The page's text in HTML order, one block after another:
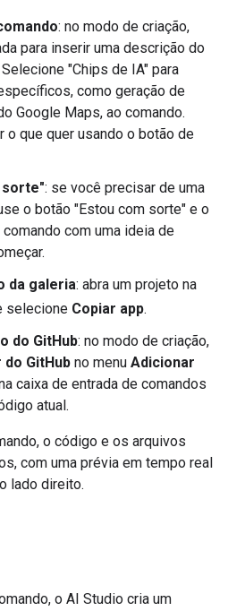
: no modo de criação,
para inserir uma descrição do
"Chips de IA" para
como geração de
Google Maps, ao comando.
o que quer usando o botão de
sorte": se você precisar de uma
o botão "Estou com sorte" e o
com uma ideia de
da galeria: abra um projeto na
selecione Copiar app.
do GitHub: no modo de criação,
GitHub no menu Adicionar
caixa de entrada de comandos
atual.
o código e os arquivos
com uma prévia em tempo real
lado direito.
o AI Studio cria um